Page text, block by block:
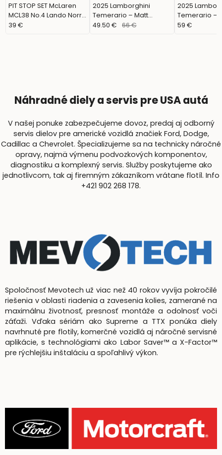
PIT STOP SET McLaren
MCL38 No.4 Lando Norris
2024 (Burago, 38451N)
39 €
2025 Lamborghini
Temerario – Matt
Orange (BBURAGO,
49.50 € 66 €
2025
Temerario –
(BBURAGO,
59 €
Náhradné diely a servis pre USA autá
V našej ponuke zabezpečujeme dovoz, predaj aj odborný
servis dielov pre americké vozidlá značiek Ford, Dodge,
Cadillac a Chevrolet. Špecializujeme sa na technicky náročné
opravy, najmä výmenu podvozkových komponentov,
diagnostiku a komplexný servis. Služby poskytujeme ako
jednotlivcom, tak aj firemným zákazníkom vrátane flotíl. Info
+421 902 268 178.
Spoločnosť Mevotech už viac než 40 rokov vyvíja pokročilé
riešenia v oblasti riadenia a zavesenia kolies, zamerané na
maximálnu životnosť, presnosť montáže a odolnosť voči
záťaži. Vďaka sériám ako Supreme a TTX ponúka diely
navrhnuté pre flotily, komerčné vozidlá aj náročné servisné
aplikácie, s technológiami ako Labor Saver™ a X-Factor™
pre rýchlejšiu inštaláciu a spoľahlivý výkon.